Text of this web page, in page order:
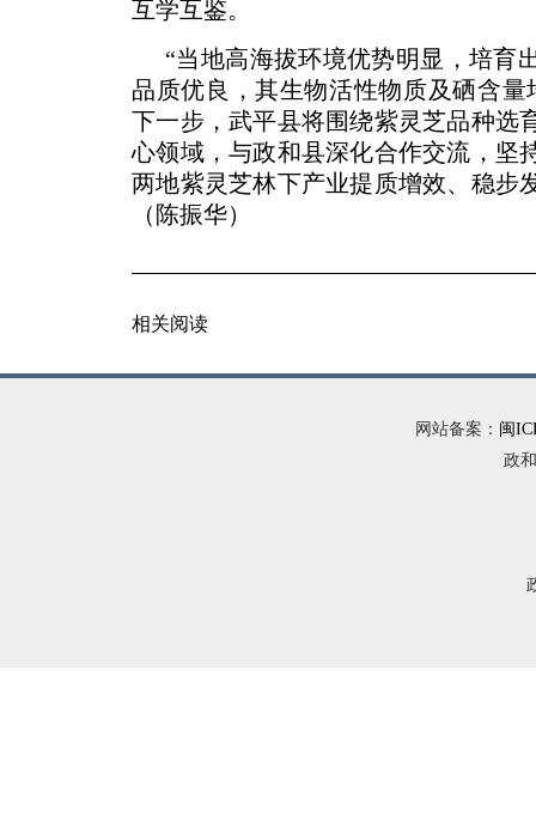
互学互鉴。
“当地高海拔环境优势明显，培育
品质优良，其生物活性物质及硒含
下一步，武平县将围绕紫灵芝品种选
心领域，与政和县深化合作交流，坚
两地紫灵芝林下产业提质增效、稳步
（陈振华）
相关阅读
网站备案： 闽
政